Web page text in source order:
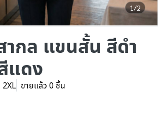
1/2
ากล แขนสั้น สีดำ
แดง
2XL ขายแล้ว 0 ชิ้น